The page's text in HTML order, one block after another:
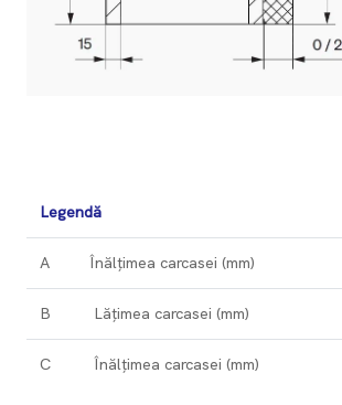
Legendă
A ​Înălțimea carcasei (mm)
B ​Lățimea carcasei (mm)
C ​Înălțimea carcasei (mm)